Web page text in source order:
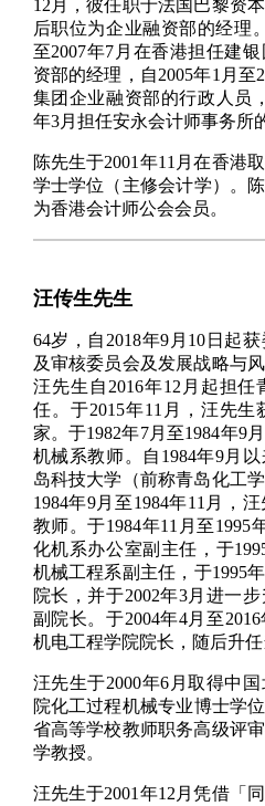
12月，彼任职于法国巴黎资
后职位为企业融资部的经理
至2007年7月在香港担任建
资部的经理，自2005年1月至
集团企业融资部的行政人员
年3月担任安永会计师事务所
陈先生于2001年11月在香港
学士学位（主修会计学）。
为香港会计师公会会员。
汪传生先生
64岁，自2018年9月10日起
及审核委员会及发展战略与
汪先生自2016年12月起担
任。于2015年11月，汪先
家。于1982年7月至1984年9
机械系教师。自1984年9月
岛科技大学（前称青岛化工
1984年9月至1984年11月，
教师。于1984年11月至1995
化机系办公室副主任，于
机械工程系副主任，于1995
院长，并于2002年3月进一
副院长。于2004年4月至
机电工程学院院长，随后升任
汪先生于2000年6月取得中
院化工过程机械专业博士学
省高等学校教师职务高级评
学教授。
汪先生于2001年12月凭借「